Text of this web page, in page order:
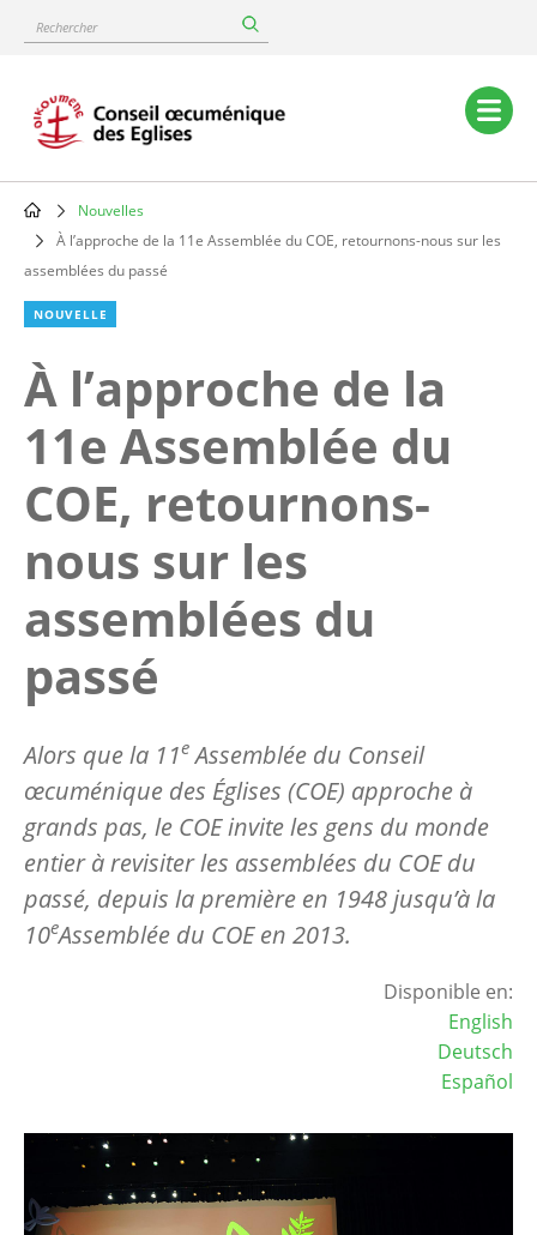
content
Rechercher
Main
navigation
Breadcrumb
Nouvelles
À l’approche de la 11e Assemblée du COE, retournons-nous sur les
assemblées du passé
NOUVELLE
À l’approche de la
11e Assemblée du
COE, retournons-
nous sur les
assemblées du
passé
Alors que la 11e Assemblée du Conseil
œcuménique des Églises (COE) approche à
grands pas, le COE invite les gens du monde
entier à revisiter les assemblées du COE du
passé, depuis la première en 1948 jusqu’à la
10eAssemblée du COE en 2013.
Disponible en:
English
Deutsch
Español
Image